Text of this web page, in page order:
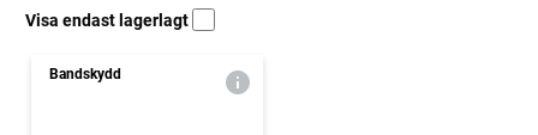
Visa endast lagerlagt
Bandskydd